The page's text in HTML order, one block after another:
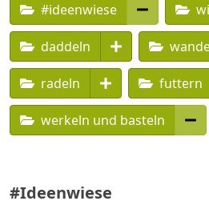
#ideenwiese
daddeln
radeln futtern
werkeln und basteln
#Ideenwiese